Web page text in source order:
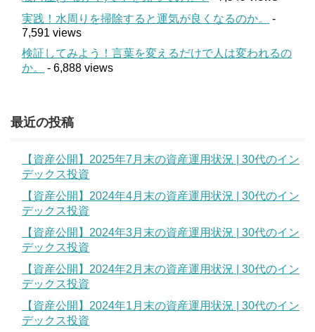
実践！水周りを掃除すると運気が良くなるのか。
-
7,591 views
検証してみよう！言葉を変えるだけで人は変われるの
か。
- 6,888 views
最近の投稿
【資産公開】2025年7月末の資産運用状況 | 30代のイン
デックス投資
【資産公開】2024年4月末の資産運用状況 | 30代のイン
デックス投資
【資産公開】2024年3月末の資産運用状況 | 30代のイン
デックス投資
【資産公開】2024年2月末の資産運用状況 | 30代のイン
デックス投資
【資産公開】2024年1月末の資産運用状況 | 30代のイン
デックス投資